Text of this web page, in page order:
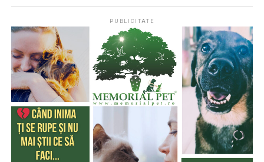
Publicat deCodrin RAITA,
4 august 2026, 05:00
S-a întâmplat într-o zi de 4 august
* Cu 333 de ani în urmă (1693), la această dată, monahul
francez, Dom Pérignon, degusta spuma unei băuturi
produse de el din vinul foarte acid de Champagne (o
regiune din nordul Franţei), băutură care a devenit
PUBLICITATE